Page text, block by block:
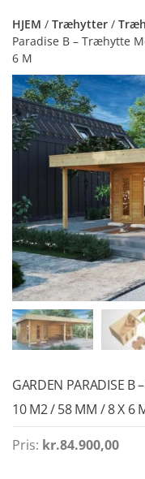
HJEM / Træhytter /
Paradise B – Træhytte
6 M
GARDEN PARADISE B
10 M2 / 58 MM / 8 X 6
Pris: kr.84.900,00